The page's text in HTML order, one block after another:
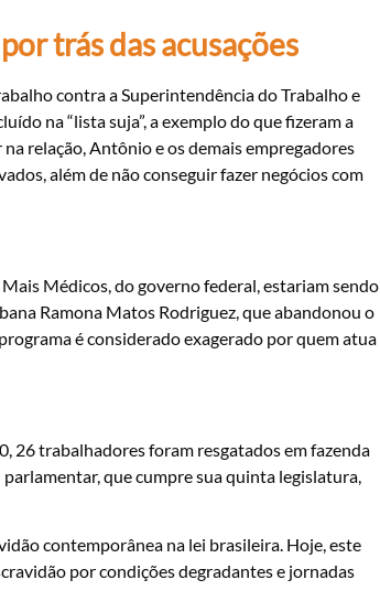
trás das acusações
contra a Superintendência do Trabalho e
na “lista suja”, a exemplo do que fizeram a
relação, Antônio e os demais empregadores
além de não conseguir fazer negócios com
Médicos, do governo federal, estariam sendo
Ramona Matos Rodriguez, que abandonou o
é considerado exagerado por quem atua
26 trabalhadores foram resgatados em fazenda
que cumpre sua quinta legislatura,
contemporânea na lei brasileira. Hoje, este
por condições degradantes e jornadas